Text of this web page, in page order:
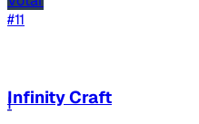
#11
IInfinity Craft